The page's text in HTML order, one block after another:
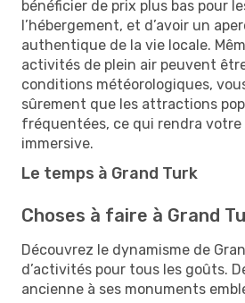
bénéficier de prix plus bas pour
l’hébergement, et d’avoir un
authentique de la vie locale.
activités de plein air peuvent
conditions météorologiques,
sûrement que les attractions
fréquentées, ce qui rendra
immersive.
Le temps à Grand Turk
Choses à faire à Grand
Découvrez le dynamisme de
d’activités pour tous les goûts.
ancienne à ses monuments